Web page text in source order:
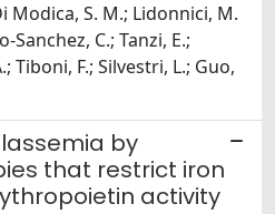
Modica, S. M.; Lidonnici, M.
Sanchez, C.; Tanzi, E.;
Tiboni, F.; Silvestri, L.; Guo,
by
that restrict iron
activity